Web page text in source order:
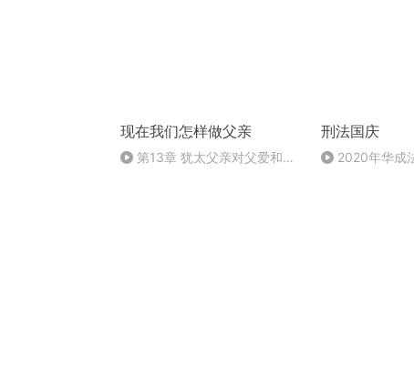
现在我们怎样做父亲
第13章 犹太父亲对父爱和赐
刑法国庆
2020年华成